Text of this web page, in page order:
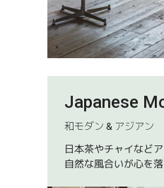
Japanese
和モダン & アジアン
日本茶やチャイなど
自然な風合いが心を落